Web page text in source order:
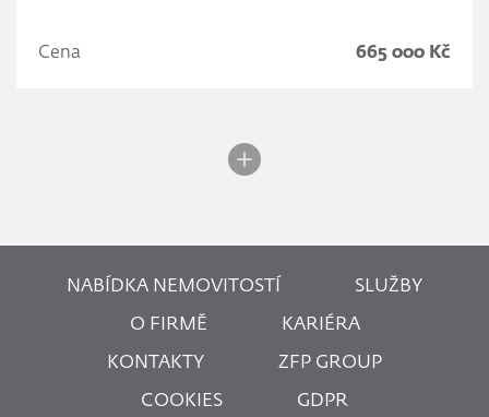
Cena 665 000 Kč
NABÍDKA NEMOVITOSTÍ SLUŽBY
O FIRMĚ KARIÉRA
KONTAKTY ZFP GROUP
COOKIES GDPR